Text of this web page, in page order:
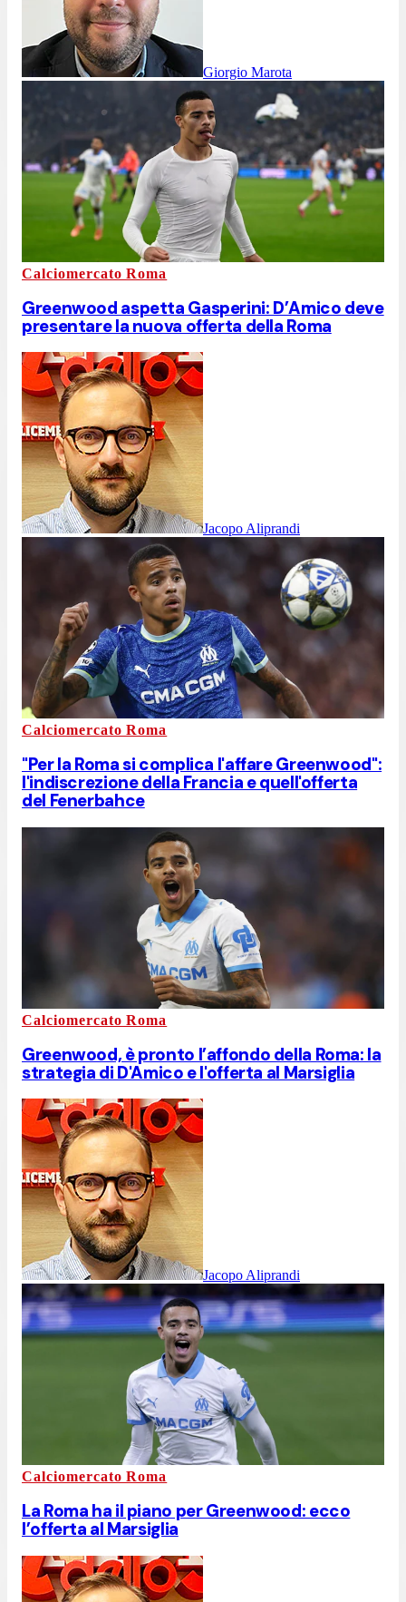
Giorgio Marota
Calciomercato Roma
Greenwood aspetta Gasperini: D’Amico deve
presentare la nuova offerta della Roma
Jacopo Aliprandi
Calciomercato Roma
"Per la Roma si complica l'affare Greenwood":
l'indiscrezione della Francia e quell'offerta
del Fenerbahce
Calciomercato Roma
Greenwood, è pronto l’affondo della Roma: la
strategia di D'Amico e l'offerta al Marsiglia
Jacopo Aliprandi
Calciomercato Roma
La Roma ha il piano per Greenwood: ecco
l’offerta al Marsiglia